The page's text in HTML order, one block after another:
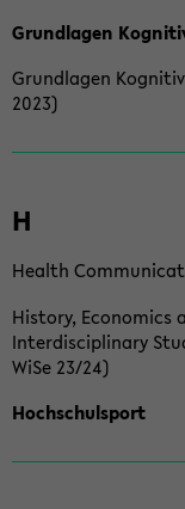
Grundlagen
Grundlagen
2023)
H
Health
History, Economics
Interdisciplinary
WiSe 23/24)
Hochschulsport